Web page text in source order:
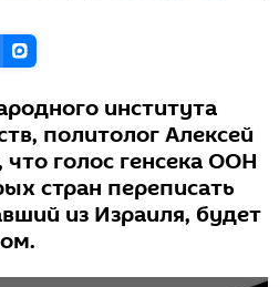
института
политолог Алексей
голос генсека ООН
стран переписать
из Израиля, будет